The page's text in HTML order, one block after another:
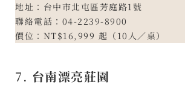
地址：台中市北屯區芳庭路1號
聯絡電話：04-2239-8900
價位：NT$16,999 起（10人／桌）
7. 台南漂亮莊園